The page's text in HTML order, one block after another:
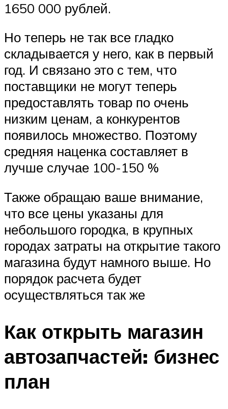
1650 000 рублей.
Но теперь не так все гладко
складывается у него, как в первый
год. И связано это с тем, что
поставщики не могут теперь
предоставлять товар по очень
низким ценам, а конкурентов
появилось множество. Поэтому
средняя наценка составляет в
лучше случае 100-150 %
Также обращаю ваше внимание,
что все цены указаны для
небольшого городка, в крупных
городах затраты на открытие такого
магазина будут намного выше. Но
порядок расчета будет
осуществляться так же
Как открыть магазин
автозапчастей: бизнес
план